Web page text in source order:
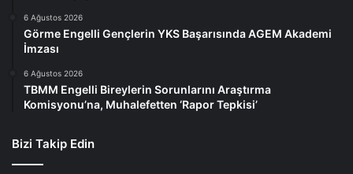
6 Ağustos 2026
Görme Engelli Gençlerin YKS Başarısında AGEM Akademi
İmzası
6 Ağustos 2026
TBMM Engelli Bireylerin Sorunlarını Araştırma
Komisyonu’na, Muhalefetten ‘Rapor Tepkisi’
Bizi Takip Edin